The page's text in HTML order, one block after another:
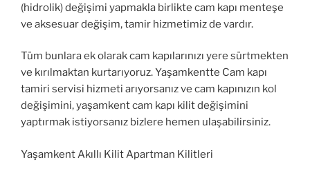
(hidrolik) değişimi yapmakla birlikte cam kapı menteşe
ve aksesuar değişim, tamir hizmetimiz de vardır.
Tüm bunlara ek olarak cam kapılarınızı yere sürtmekten
ve kırılmaktan kurtarıyoruz. Yaşamkentte Cam kapı
tamiri servisi hizmeti arıyorsanız ve cam kapınızın kol
değişimini, yaşamkent cam kapı kilit değişimini
yaptırmak istiyorsanız bizlere hemen ulaşabilirsiniz.
Yaşamkent Akıllı Kilit Apartman Kilitleri